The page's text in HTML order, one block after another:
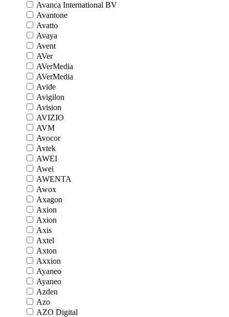
Avanca International BV
Avantone
Avatto
Avaya
Avent
AVer
AVerMedia
AVerMedia
Avide
Avigilon
Avision
AVIZIO
AVM
Avocor
Avtek
AWEI
Awei
AWENTA
Awox
Axagon
Axion
Axion
Axis
Axtel
Axton
Axxion
Ayaneo
Ayaneo
Azden
Azo
AZO Digital